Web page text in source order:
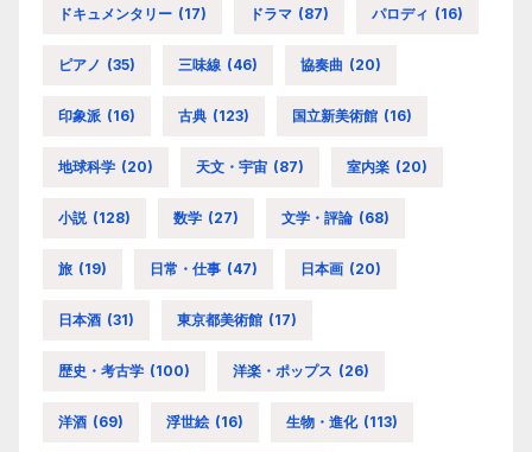
ドキュメンタリー (17) ドラマ (87) パロディ (16)
ピアノ (35) 三味線 (46) 協奏曲 (20)
印象派 (16) 古典 (123) 国立新美術館 (16)
地球科学 (20) 天文・宇宙 (87) 室内楽 (20)
小説 (128) 数学 (27) 文学・評論 (68)
旅 (19) 日常・仕事 (47) 日本画 (20)
日本酒 (31) 東京都美術館 (17)
歴史・考古学 (100) 洋楽・ポップス (26)
洋酒 (69) 浮世絵 (16) 生物・進化 (113)